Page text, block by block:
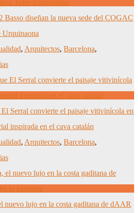
diseñan la nueva sede del COGAC
Urquinaona
, Arquitectos, Barcelona,
Serral convierte el paisaje vitivinícola en
inspirada en el cava catalán
, Arquitectos, Barcelona,
nuevo lujo en la costa gaditana de dAAR